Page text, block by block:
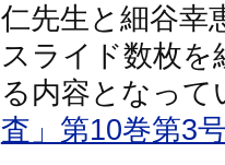
仁先生と細谷幸
スライド数枚
る内容となって
査」第10巻第3